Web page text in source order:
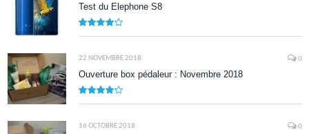
Test du Elephone S8
22 NOVEMBRE 2018 0
Ouverture box pédaleur : Novembre 2018
16 OCTOBRE 2018 0